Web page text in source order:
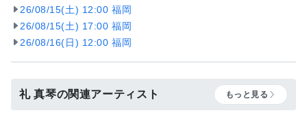
26/08/15(土) 12:00 福岡
26/08/15(土) 17:00 福岡
26/08/16(日) 12:00 福岡
礼 真琴の関連アーティスト もっと見る